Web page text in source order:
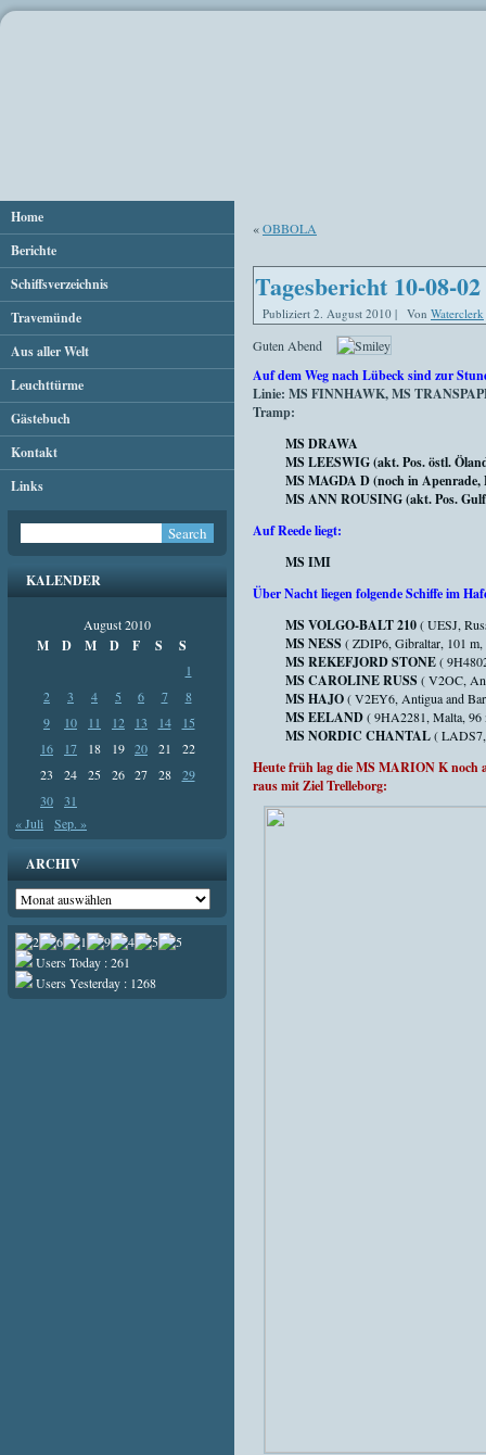
Home
Berichte
Schiffsverzeichnis
Travemünde
Aus aller Welt
Leuchttürme
Gästebuch
Kontakt
Links
KALENDER
August 2010
M D M D F S S
1
2
3 4 5 6 7
8
9
10 11 12 13 14
15
16
17 18 19 20 21
22
23
24 25 26 27 28
29
30
31
« Juli
Sep. »
ARCHIV
Archiv
Users Today : 261
Users Yesterday : 1268
«OBBOLA
Tagesbericht 10-08-02
Publiziert 2. August 2010 | Von Waterclerk
Guten Abend
Auf dem Weg nach Lübeck sind zur
Linie: MS FINNHAWK, MS
Tramp:
MS DRAWA
MS LEESWIG (akt. Pos. östl.
MS MAGDA D (noch in Apenrade,
MS ANN ROUSING (akt. Pos.
Auf Reede liegt:
MS IMI
Über Nacht liegen folgende Schiffe im
MS VOLGO-BALT 210( UESJ,
MS NESS ( ZDIP6, Gibraltar, 101
MS REKEFJORD STONE(
MS CAROLINE RUSS ( V2OC,
MS HAJO( V2EY6, Antigua and
MS EELAND( 9HA2281, Malta, 96
MS NORDIC CHANTAL(
Heute früh lag die MS MARION K noch
raus mit Ziel Trelleborg: